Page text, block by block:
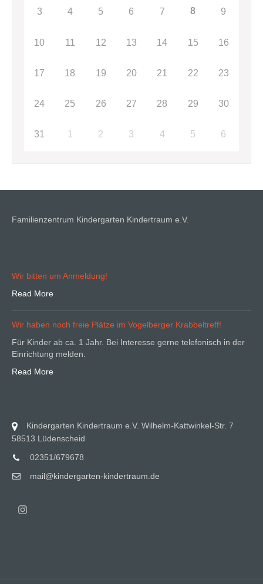
3 4 5 6 7 8 9
10 11 12 13 14 15 16
17 18 19 20 21 22 23
24 25 26 27 28 29 30
31 1 2 3 4 5 6
Familienzentrum Kindergarten Kindertraum e.V.
Wir bitten um Anmeldung!
Read More
Wir haben noch freie Plätze im Vogelberger Krabbeltreff!
Für Kinder ab ca. 1 Jahr. Bei Interesse gerne telefonisch in der
Einrichtung melden.
Read More
Kindergarten Kindertraum e.V. Wilhelm-Kattwinkel-Str. 7
58513 Lüdenscheid
02351/679678
mail@kindergarten-kindertraum.de